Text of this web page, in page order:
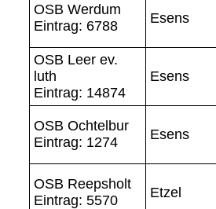
OSB Werdum
Eintrag: 6788
Esens
OSB Leer ev.
luth
Eintrag: 14874
Esens
OSB Ochtelbur
Eintrag: 1274
Esens
OSB Reepsholt
Eintrag: 5570
Etzel